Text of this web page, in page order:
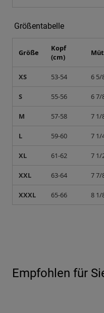
Größentabelle
Größe
Kopf
(cm)
XS 53-54 6 5/
S 55-56 6 7/
M 57-58 7 1/
L 59-60 7 1/
XL 61-62 7 1/
XXL 63-64 7 7/
XXXL 65-66 8 1/
Empfohlen für